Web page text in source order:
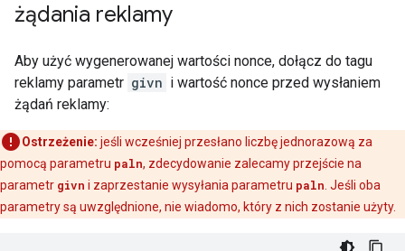
żądania reklamy
Aby użyć wygenerowanej wartości nonce, dołącz do tagu
reklamy parametr givn i wartość nonce przed wysłaniem
żądań reklamy:
Ostrzeżenie: jeśli wcześniej przesłano liczbę jednorazową za
pomocą parametru paln, zdecydowanie zalecamy przejście na
parametr givn i zaprzestanie wysyłania parametru paln . Jeśli oba
parametry są uwzględnione, nie wiadomo, który z nich zostanie użyty.